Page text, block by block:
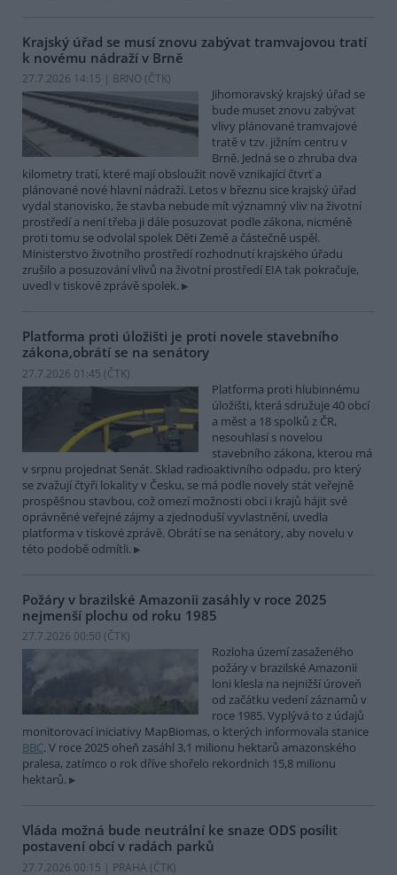
Krajský úřad se musí znovu zabývat tramvajovou tratí
k novému nádraží v Brně
27.7.2026 14:15 | BRNO (ČTK)
Jihomoravský krajský úřad se
bude muset znovu zabývat
vlivy plánované tramvajové
tratě v tzv. jižním centru v
Brně. Jedná se o zhruba dva
kilometry tratí, které mají obsloužit nově vznikající čtvrť a
plánované nové hlavní nádraží. Letos v březnu sice krajský úřad
vydal stanovisko, že stavba nebude mít významný vliv na životní
prostředí a není třeba ji dále posuzovat podle zákona, nicméně
proti tomu se odvolal spolek Děti Země a částečně uspěl.
Ministerstvo životního prostředí rozhodnutí krajského úřadu
zrušilo a posuzování vlivů na životní prostředí EIA tak pokračuje,
uvedl v tiskové zprávě spolek.
Platforma proti úložišti je proti novele stavebního
zákona,obrátí se na senátory
27.7.2026 01:45 (ČTK)
Platforma proti hlubinnému
úložišti, která sdružuje 40 obcí
a měst a 18 spolků z ČR,
nesouhlasí s novelou
stavebního zákona, kterou má
v srpnu projednat Senát. Sklad radioaktivního odpadu, pro který
se zvažují čtyři lokality v Česku, se má podle novely stát veřejně
prospěšnou stavbou, což omezí možnosti obcí i krajů hájit své
oprávněné veřejné zájmy a zjednoduší vyvlastnění, uvedla
platforma v tiskové zprávě. Obrátí se na senátory, aby novelu v
této podobě odmítli.
Požáry v brazilské Amazonii zasáhly v roce 2025
nejmenší plochu od roku 1985
27.7.2026 00:50 (ČTK)
Rozloha území zasaženého
požáry v brazilské Amazonii
loni klesla na nejnižší úroveň
od začátku vedení záznamů v
roce 1985. Vyplývá to z údajů
monitorovací iniciativy MapBiomas, o kterých informovala stanice
BBC. V roce 2025 oheň zasáhl 3,1 milionu hektarů amazonského
pralesa, zatímco o rok dříve shořelo rekordních 15,8 milionu
hektarů.
Vláda možná bude neutrální ke snaze ODS posílit
postavení obcí v radách parků
27.7.2026 00:15 | PRAHA (ČTK)